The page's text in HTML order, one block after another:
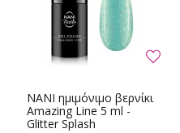
NANI ημιμόνιμο βερνίκι
Amazing Line 5 ml -
Glitter Splash